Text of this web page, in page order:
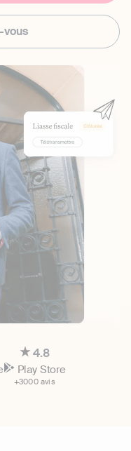
vous
4.8
Play Store
+3000 avis